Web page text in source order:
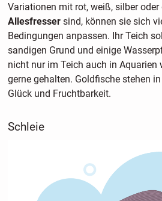
Variationen mit rot, weiß, silber oder
Allesfressersind, können sie sich
Bedingungen anpassen. Ihr Teich
sandigen Grund und einige
nicht nur im Teich auch in Aquarien
gerne gehalten. Goldfische stehen
Glück und Fruchtbarkeit.
Schleie